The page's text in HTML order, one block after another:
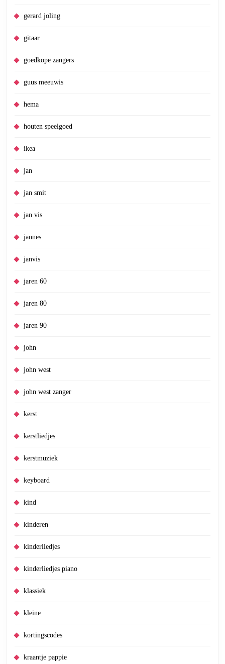
gerard joling
gitaar
goedkope zangers
guus meeuwis
hema
houten speelgoed
ikea
jan
jan smit
jan vis
jannes
janvis
jaren 60
jaren 80
jaren 90
john
john west
john west zanger
kerst
kerstliedjes
kerstmuziek
keyboard
kind
kinderen
kinderliedjes
kinderliedjes piano
klassiek
kleine
kortingscodes
kraantje pappie